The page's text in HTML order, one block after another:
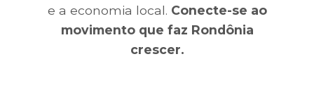
e a economia local. Conecte-se ao
movimento que faz Rondônia
crescer.